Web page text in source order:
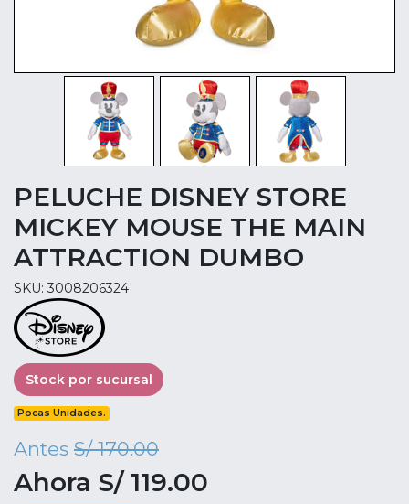
PELUCHE DISNEY STORE
MICKEY MOUSE THE MAIN
ATTRACTION DUMBO
SKU: 3008206324
Stock por sucursal
Pocas Unidades.
Antes S/ 170.00
Ahora S/ 119.00